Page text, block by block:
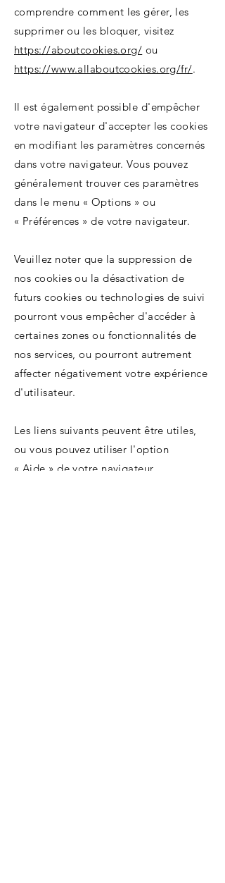
comprendre comment les gérer, les
supprimer ou les bloquer, visitez
https://aboutcookies.org/ ou
https://www.allaboutcookies.org/fr/.
Il est également possible d'empêcher
votre navigateur d'accepter les cookies
en modifiant les paramètres concernés
dans votre navigateur. Vous pouvez
généralement trouver ces paramètres
dans le menu « Options » ou
« Préférences » de votre navigateur.
Veuillez noter que la suppression de
nos cookies ou la désactivation de
futurs cookies ou technologies de suivi
pourront vous empêcher d'accéder à
certaines zones ou fonctionnalités de
nos services, ou pourront autrement
affecter négativement votre expérience
d'utilisateur.
Les liens suivants peuvent être utiles,
ou vous pouvez utiliser l'option
« Aide » de votre navigateur.